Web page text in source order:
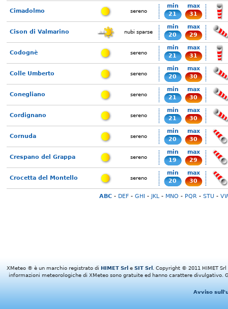
Cimadolmo sereno
min
21
max
31
Cison di Valmarino nubi sparse
min
20
max
29
Codognè sereno
min
21
max
31
Colle Umberto sereno
min
20
max
30
Conegliano sereno
min
21
max
30
Cordignano sereno
min
21
max
30
Cornuda sereno
min
20
max
30
Crespano del Grappa sereno
min
19
max
29
Crocetta del Montello sereno
min
20
max
30
ABC- DEF- GHI- JKL- MNO - PQR - STU -
XMeteo ® è un marchio registrato di HIMET Srl e SIT Srl
. Copyright © 2011 HIMET
informazioni meteorologiche di XMeteo sono gratuite ed hanno carattere divulgativo.
Avviso